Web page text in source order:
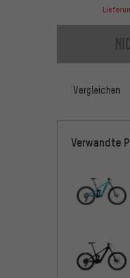
Vergleichen
Verwandte